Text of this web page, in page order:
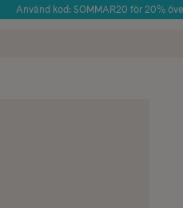
Använd kod: SOMMAR20 för 20%